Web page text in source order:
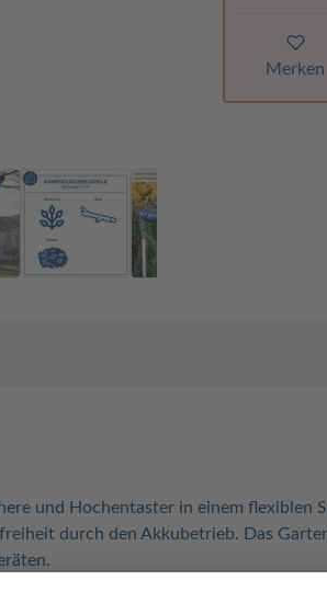
Merken
und Hochentaster in einem flexiblen
durch den Akkubetrieb. Das